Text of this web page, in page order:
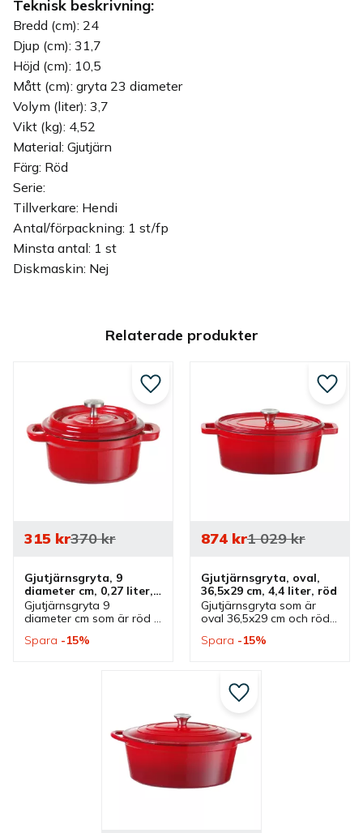
Teknisk beskrivning:
Bredd (cm): 24
Djup (cm): 31,7
Höjd (cm): 10,5
Mått (cm): gryta 23 diameter
Volym (liter): 3,7
Vikt (kg): 4,52
Material: Gjutjärn
Färg: Röd
Serie:
Tillverkare: Hendi
Antal/förpackning: 1 st/fp
Minsta antal: 1 st
Diskmaskin: Nej
Relaterade produkter
Gjutjärnsgryta, 9
diameter cm, 0,27 liter,
röd
Gjutjärnsgryta 9
diameter cm som är röd
Rund gryta som passar
315kr370kr
Spara 15%
Lägg till i favoriter
Gjutjärnsgryta, oval,
36,5x29 cm, 4,4 liter, röd
Gjutjärnsgryta som är
oval 36,5x29 cm och röd
Gryta som passar lika
presentation.
874kr1 029kr
Spara 15%
Lägg
Lägg till i favoriter